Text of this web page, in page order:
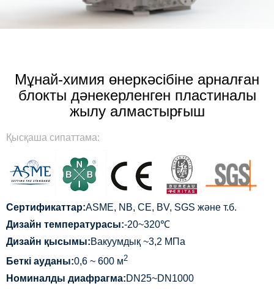
Мұнай-химия өнеркәсібіне арналған
блокты дәнекерленген пластиналы
жылу алмастырғыш
Қысқаша сипаттама:
Сертификаттар:ASME, NB, CE, BV, SGS және т.б.
Дизайн температурасы:-20~320℃
Дизайн қысымы:Вакуумдық ~3,2 МПа
Беткі ауданы:0,6 ~ 600 м2
Номиналды диафрагма:DN25~DN1000